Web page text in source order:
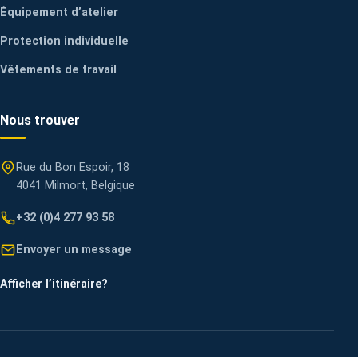
Équipement d’atelier
Protection individuelle
Vêtements de travail
Nous trouver
Rue du Bon Espoir, 18
4041 Milmort, Belgique
+32 (0)4 277 93 58
Envoyer un message
Afficher l’itinéraire?